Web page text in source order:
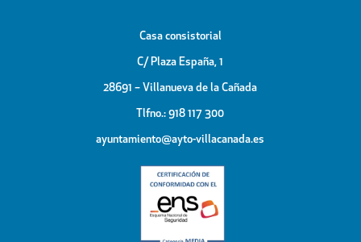
Casa consistorial
C/ Plaza España, 1
28691 – Villanueva de la Cañada
Tlfno.: 918 117 300
ayuntamiento@ayto-villacanada.es